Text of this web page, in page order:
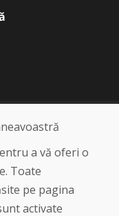
a vă oferi o
Toate
pe pagina
activate